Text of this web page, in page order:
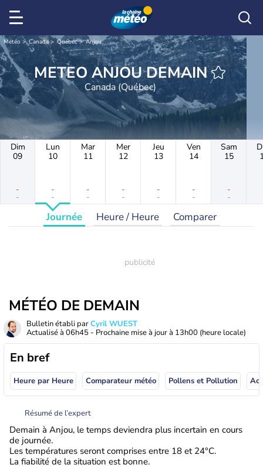
Météo Canada Québec Anjou
METEO ANJOU DEMAIN
Canada (Québec)
Dim
09
-
-
Lun
10
-
-
Mar
11
-
-
Mer
12
-
-
Jeu
13
-
-
Ven
14
-
-
Sam
15
-
-
Journée Heure / Heure Comparer
MÉTÉO DE DEMAIN
Bulletin établi parCyril WUEST
Actualisé à 06h45 - Prochaine mise à jour à 13h00 (heure locale)
En bref
Heure par Heure Comparateur météo Pollens et Pollution
Résumé de l’expert
Demain à Anjou, le temps deviendra plus incertain en cours
de journée.
Les températures seront comprises entre 18 et 24°C.
La fiabilité de la situation est bonne.